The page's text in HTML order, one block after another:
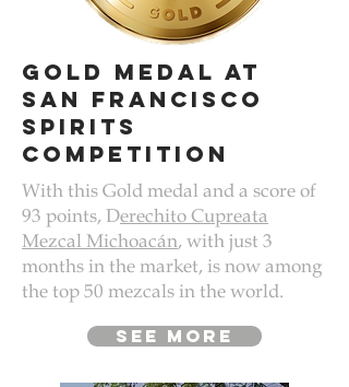
gold medal at
san francisco
spirits
competition
With this Gold medal and a score of
93 points, Derechito Cupreata
Mezcal Michoacán, with just 3
months in the market, is now among
the top 50 mezcals in the world.
see more